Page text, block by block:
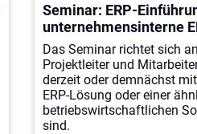
Seminar: ERP-
unternehmensinterne
Das Seminar richtet sich
Projektleiter und
derzeit oder demnächst
ERP-Lösung oder einer
betriebswirtschaftlichen
sind.